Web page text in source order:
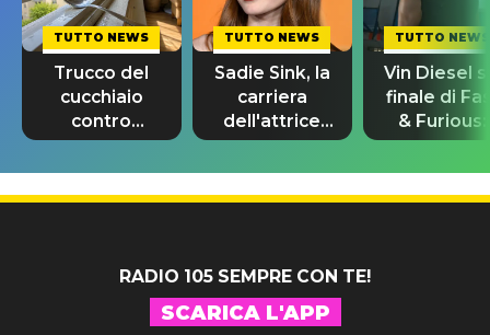
TUTTO NEWS
Trucco del
cucchiaio
contro
l’umidità:
funziona
davvero?
TUTTO NEWS
Sadie Sink, la
carriera
dell'attrice
da Stranger
Things a
Spider-Man
TUTTO NEWS
Vin Diesel
finale di
& Furious:
“Sto
RADIO 105 SEMPRE CON TE!
SCARICA L'APP